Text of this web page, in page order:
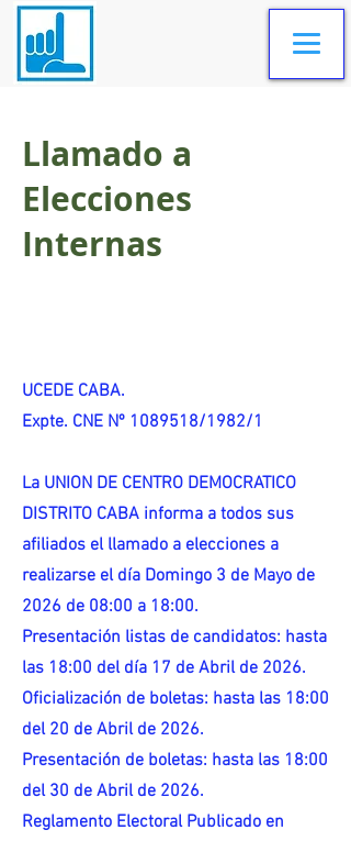
Llamado a
Elecciones
Internas
UCEDE CABA.
Expte. CNE Nº 1089518/1982/1
La UNION DE CENTRO DEMOCRATICO
DISTRITO CABA informa a todos sus
afiliados el llamado a elecciones a
realizarse el día Domingo 3 de Mayo de
2026 de 08:00 a 18:00.
Presentación listas de candidatos: hasta
las 18:00 del día 17 de Abril de 2026.
Oficialización de boletas: hasta las 18:00
del 20 de Abril de 2026.
Presentación de boletas: hasta las 18:00
del 30 de Abril de 2026.
Reglamento Electoral Publicado en